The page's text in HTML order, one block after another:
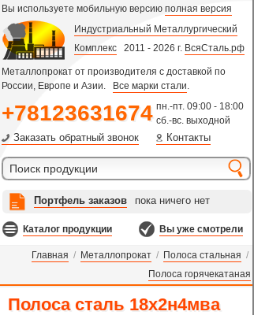
Вы используете мобильную версию полная версия
Индустриальный Металлургический
Комплекс 2011 - 2026 г. ВсяСталь.рф
Металлопрокат от производителя с доставкой по
России, Европе и Азии.
Все марки стали.
+78123631674 пн.-пт. 09:00 - 18:00
сб.-вс. выходной
Заказать обратный звонок Контакты
Портфель заказов пока ничего нет
Каталог продукции Вы уже смотрели
Главная / Металлопрокат / Полоса стальная /
Полоса горячекатаная
Полоса сталь 18х2н4мва